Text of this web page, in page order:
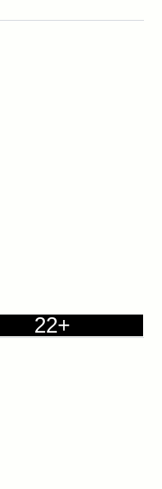
22+